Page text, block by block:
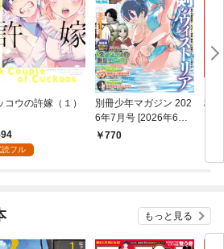
コウの許嫁（１）
読フル
別冊少年マガジン 202
6年7月号 [2026年6月9
日発売]
770
柊
もっと見る